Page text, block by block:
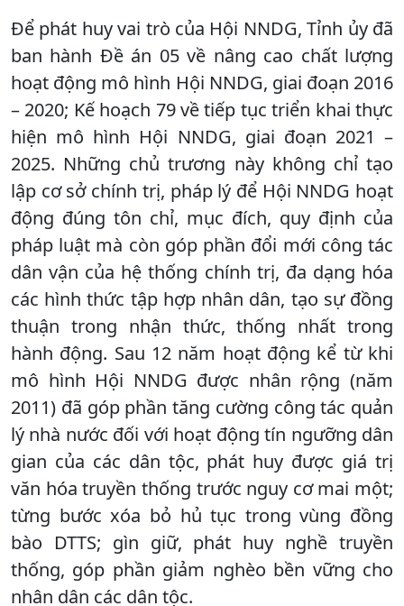
Để phát huy vai trò của Hội NNDG, Tỉnh ủy đã
ban hành Đề án 05 về nâng cao chất lượng
hoạt động mô hình Hội NNDG, giai đoạn 2016
– 2020; Kế hoạch 79 về tiếp tục triển khai thực
hiện mô hình Hội NNDG, giai đoạn 2021 –
2025. Những chủ trương này không chỉ tạo
lập cơ sở chính trị, pháp lý để Hội NNDG hoạt
động đúng tôn chỉ, mục đích, quy định của
pháp luật mà còn góp phần đổi mới công tác
dân vận của hệ thống chính trị, đa dạng hóa
các hình thức tập hợp nhân dân, tạo sự đồng
thuận trong nhận thức, thống nhất trong
hành động. Sau 12 năm hoạt động kể từ khi
mô hình Hội NNDG được nhân rộng (năm
2011) đã góp phần tăng cường công tác quản
lý nhà nước đối với hoạt động tín ngưỡng dân
gian của các dân tộc, phát huy được giá trị
văn hóa truyền thống trước nguy cơ mai một;
từng bước xóa bỏ hủ tục trong vùng đồng
bào DTTS; gìn giữ, phát huy nghề truyền
thống, góp phần giảm nghèo bền vững cho
nhân dân các dân tộc.